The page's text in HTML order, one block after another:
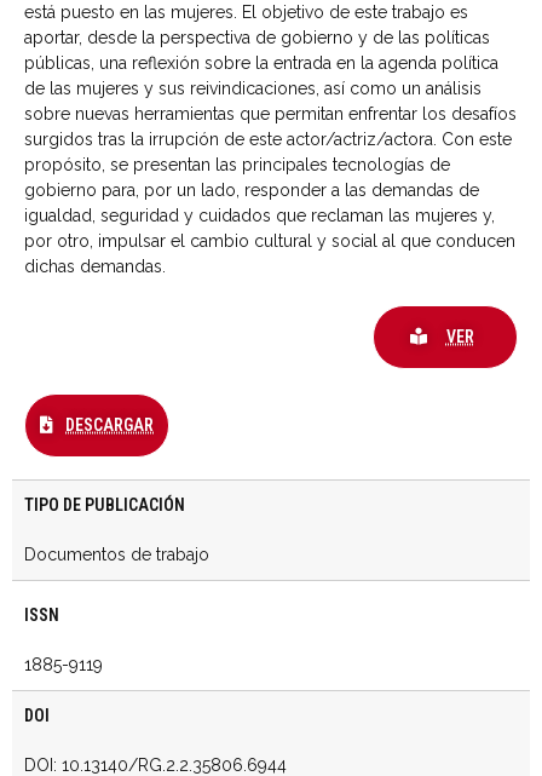
está puesto en las mujeres. El objetivo de este trabajo es
aportar, desde la perspectiva de gobierno y de las políticas
públicas, una reflexión sobre la entrada en la agenda política
de las mujeres y sus reivindicaciones, así como un análisis
sobre nuevas herramientas que permitan enfrentar los desafíos
surgidos tras la irrupción de este actor/actriz/actora. Con este
propósito, se presentan las principales tecnologías de
gobierno para, por un lado, responder a las demandas de
igualdad, seguridad y cuidados que reclaman las mujeres y,
por otro, impulsar el cambio cultural y social al que conducen
dichas demandas.
VER
DESCARGAR
TIPO DE PUBLICACIÓN
Documentos de trabajo
ISSN
1885-9119
DOI
DOI: 10.13140/RG.2.2.35806.6944